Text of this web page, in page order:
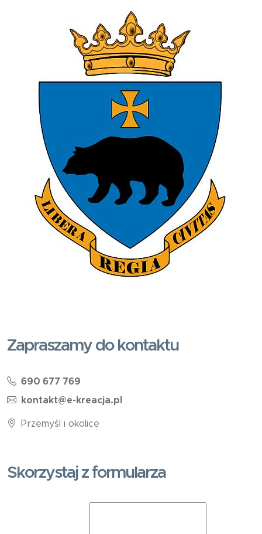
Zapraszamy do kontaktu
690 677 769
kontakt@e-kreacja.pl
Przemyśl i okolice
Skorzystaj z formularza